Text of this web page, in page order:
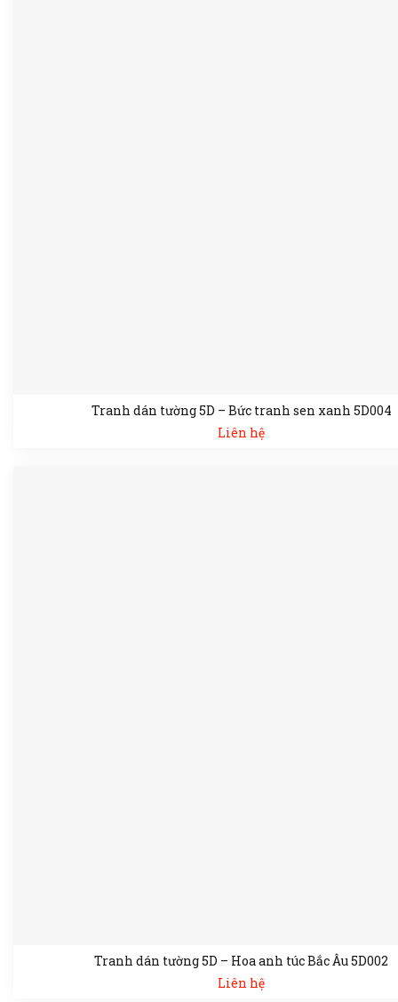
Tranh dán tường 5D – Bức tranh sen xanh 5D004
Liên hệ
Tranh dán tường 5D – Hoa anh túc Bắc Âu 5D002
Liên hệ